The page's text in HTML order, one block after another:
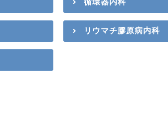
循環器内科
リウマチ膠原病内科